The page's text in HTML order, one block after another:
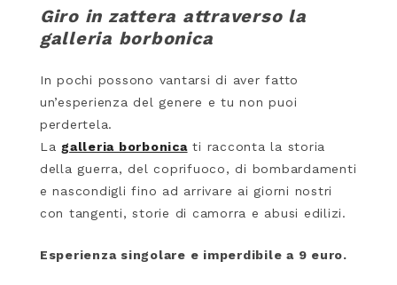
Giro in zattera attraverso la
galleria borbonica
In pochi possono vantarsi di aver fatto
un’esperienza del genere e tu non puoi
perdertela.
La galleria borbonicati racconta la storia
della guerra, del coprifuoco, di bombardamenti
e nascondigli fino ad arrivare ai giorni nostri
con tangenti, storie di camorra e abusi edilizi.
Esperienza singolare e imperdibile a 9 euro.